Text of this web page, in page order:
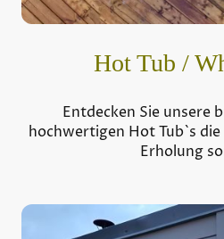
Hot Tub /
Entdecken Sie unsere
hochwertigen Hot Tub`s
Erholung